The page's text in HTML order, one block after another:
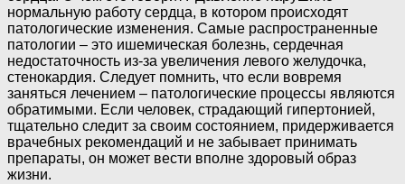
нормальную работу сердца, в котором происходят
патологические изменения. Самые распространенные
патологии – это ишемическая болезнь, сердечная
недостаточность из-за увеличения левого желудочка,
стенокардия. Следует помнить, что если вовремя
заняться лечением – патологические процессы являются
обратимыми. Если человек, страдающий гипертонией,
тщательно следит за своим состоянием, придерживается
врачебных рекомендаций и не забывает принимать
препараты, он может вести вполне здоровый образ
жизни.